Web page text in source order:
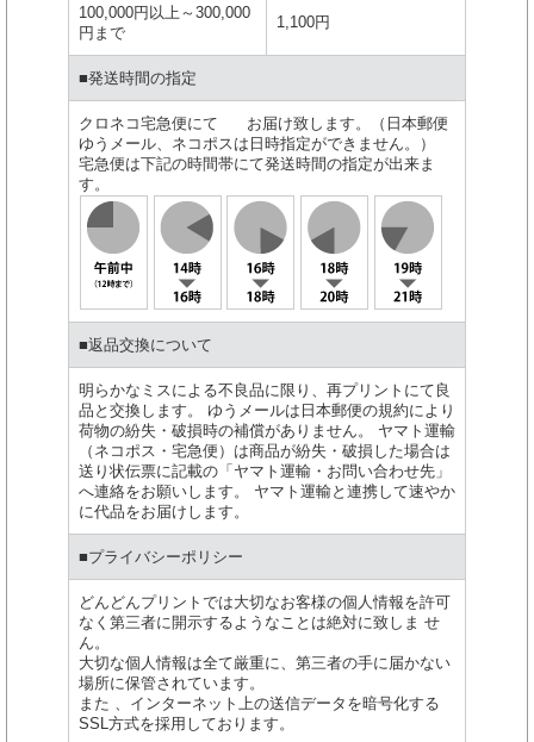
100,000円以上～300,000
円まで
1,100円
■発送時間の指定
クロネコ宅急便にて お届け致します。（日本郵便
ゆうメール、ネコポスは日時指定ができません。）
宅急便は下記の時間帯にて発送時間の指定が出来ま
す。
■返品交換について
明らかなミスによる不良品に限り、再プリントにて良
品と交換します。 ゆうメールは日本郵便の規約により
荷物の紛失・破損時の補償がありません。 ヤマト運輸
（ネコポス・宅急便）は商品が紛失・破損した場合は
送り状伝票に記載の「ヤマト運輸・お問い合わせ先」
へ連絡をお願いします。 ヤマト運輸と連携して速やか
に代品をお届けします。
■プライバシーポリシー
どんどんプリントでは大切なお客様の個人情報を許可
なく第三者に開示するようなことは絶対に致しま せ
ん。
大切な個人情報は全て厳重に、第三者の手に届かない
場所に保管されています。
また 、インターネット上の送信データを暗号化する
SSL方式を採用しております。